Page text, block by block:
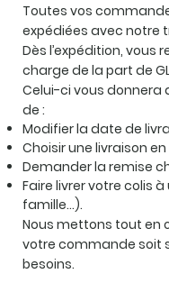
Toutes vos
expédiées avec
Dès l’expédition, vous
charge de la part de
Celui-ci vous donnera
de :
Modifier la date de
Choisir une livraison
Demander la remise
Faire livrer votre colis
famille…).
Nous mettons tout en
votre commande soit
besoins.